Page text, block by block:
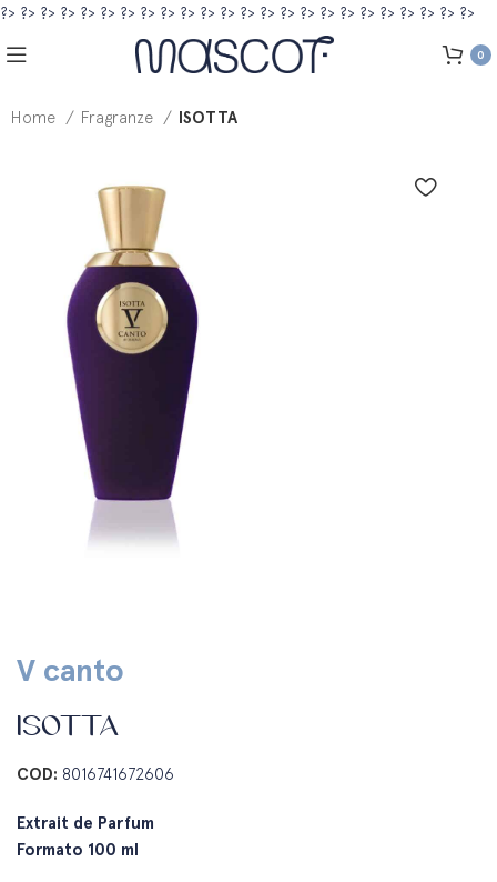
?> ?> ?> ?> ?> ?> ?> ?> ?> ?> ?> ?> ?> ?> ?> ?> ?> ?> ?> ?> ?> ?> ?> ?>
0
Home Fragranze ISOTTA
V canto
ISOTTA
COD: 8016741672606
Extrait de Parfum
Formato 100 ml